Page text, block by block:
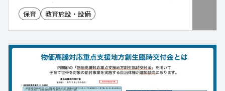
欠席連絡が行えるなど、学校や園と保護者の連絡を
スムーズにします
保育 教育施設・設備